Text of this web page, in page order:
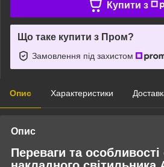
Купити з
Що таке купити з Пром?
Замовлення під захистом
Опис Характеристики
Опис
Переваги та особливості